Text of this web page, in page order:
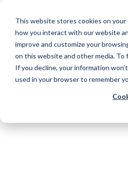
This website stores cookies on
how you interact with our website
improve and customize your
on this website and other media. To
If you decline, your information
used in your browser to remember